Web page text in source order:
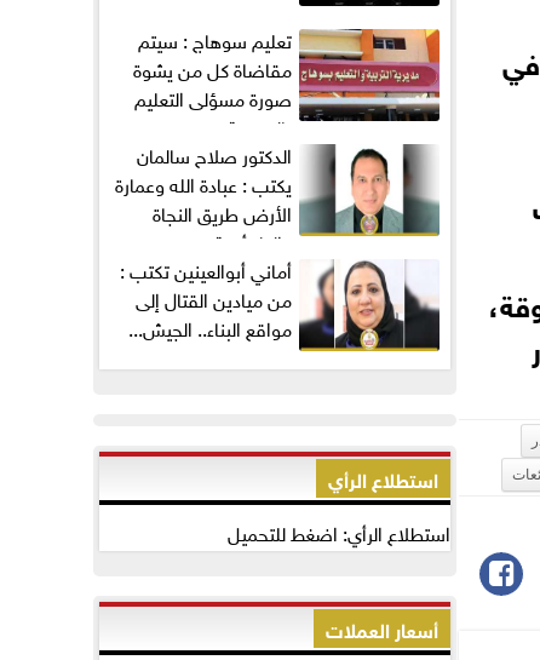
في
تعليم سوهاج : سيتم
مقاضاة كل من يشوة
صورة مسؤلى التعليم
بالمديرية...
الدكتور صلاح سالمان
يكتب : عبادة الله وعمارة
الأرض طريق النجاة
والطمأنينة
من ميادين القتال إلى
مواقع البناء.. الجيش...
استطلاع الرأي
استطلاع الرأي: اضغط للتحميل
أسعار العملات